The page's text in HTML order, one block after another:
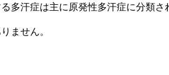
多汗症は主に原発性多汗症に分類
ません。